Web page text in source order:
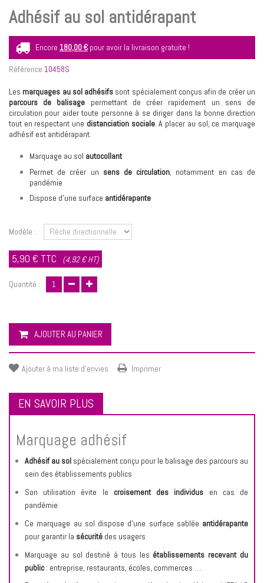
Adhésif au sol antidérapant
Encore 180,00 € pour avoir la livraison gratuite !
Référence 10458S
Les marquages au sol adhésifs sont spécialement conçus afin de créer un
parcours de balisage permettant de créer rapidement un sens de
circulation pour aider toute personne à se diriger dans la bonne direction
tout en respectant une distanciation sociale. A placer au sol, ce marquage
adhésif est antidérapant.
Marquage au sol autocollant
Permet de créer un sens de circulation, notamment en cas de
pandémie
Dispose d’une surface antidérapante
Modèle :
5,90 € TTC (4,92 € HT)
Quantité :
AJOUTER AU PANIER
Ajouter à ma liste d'envies Imprimer
EN SAVOIR PLUS
Marquage adhésif
Adhésif au sol spécialement conçu pour le balisage des parcours au
sein des établissements publics
Son utilisation évite le croisement des individus en cas de
pandémie
Ce marquage au sol dispose d’une surface sablée antidérapante
pour garantir la sécurité des usagers
Marquage au sol destiné à tous les établissements recevant du
public: entreprise, restaurants, écoles, commerces …